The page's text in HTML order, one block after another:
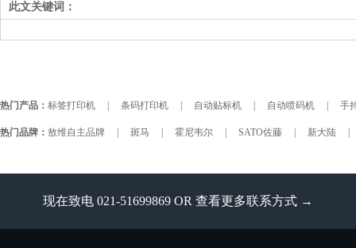
此文关键词：
热门产品： 标签打印机 条码打印机 自动贴标机 自动喷码机 手
热门品牌： 敖维自主品牌 斑马 霍尼韦尔 SATO佐藤 新大陆
现在致电 021-51699869 OR 查看更多联系方式 →